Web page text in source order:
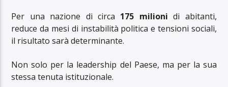
Per una nazione di circa 175 milioni di abitanti,
reduce da mesi di instabilità politica e tensioni sociali,
il risultato sarà determinante.
Non solo per la leadership del Paese, ma per la sua
stessa tenuta istituzionale.